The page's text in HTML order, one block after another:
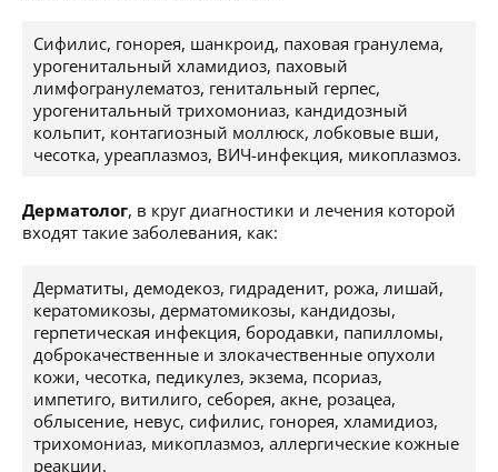
Сифилис, гонорея, шанкроид, паховая гранулема,
урогенитальный хламидиоз, паховый
лимфогранулематоз, генитальный герпес,
урогенитальный трихомониаз, кандидозный
кольпит, контагиозный моллюск, лобковые вши,
чесотка, уреаплазмоз, ВИЧ-инфекция, микоплазмоз.
Дерматолог, в круг диагностики и лечения которой
входят такие заболевания, как:
Дерматиты, демодекоз, гидраденит, рожа, лишай,
кератомикозы, дерматомикозы, кандидозы,
герпетическая инфекция, бородавки, папилломы,
доброкачественные и злокачественные опухоли
кожи, чесотка, педикулез, экзема, псориаз,
импетиго, витилиго, себорея, акне, розацеа,
облысение, невус, сифилис, гонорея, хламидиоз,
трихомониаз, микоплазмоз, аллергические кожные
реакции.